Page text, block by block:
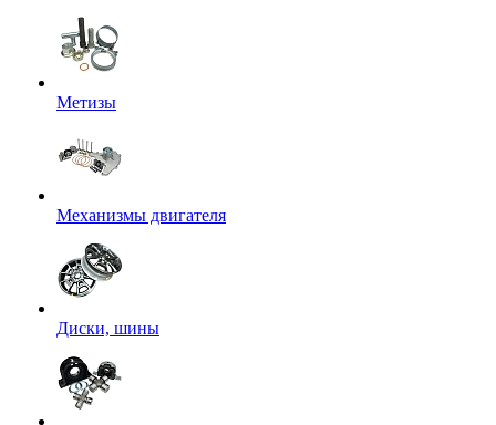
Метизы
Механизмы двигателя
Диски, шины